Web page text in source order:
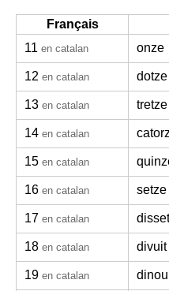
Français
11 en catalan onze
12 en catalan dotze
13 en catalan tretze
14 en catalan
15 en catalan
16 en catalan setze
17 en catalan disset
18 en catalan divuit
19 en catalan dinou